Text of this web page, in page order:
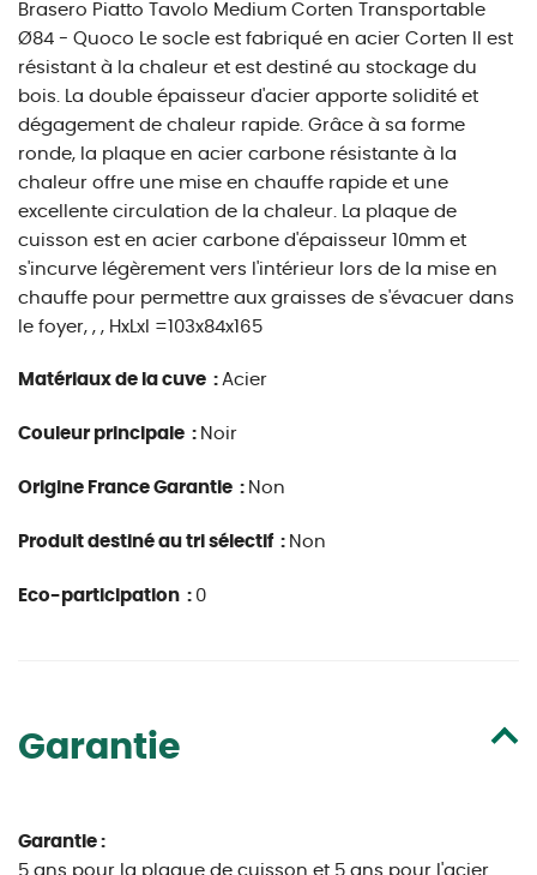
Brasero Piatto Tavolo Medium Corten Transportable
Ø84 - Quoco Le socle est fabriqué en acier Corten Il est
résistant à la chaleur et est destiné au stockage du
bois. La double épaisseur d'acier apporte solidité et
dégagement de chaleur rapide. Grâce à sa forme
ronde, la plaque en acier carbone résistante à la
chaleur offre une mise en chauffe rapide et une
excellente circulation de la chaleur. La plaque de
cuisson est en acier carbone d'épaisseur 10mm et
s'incurve légèrement vers l'intérieur lors de la mise en
chauffe pour permettre aux graisses de s'évacuer dans
le foyer, , , HxLxl =103x84x165
Matériaux de la cuve : Acier
Couleur principale : Noir
Origine France Garantie : Non
Produit destiné au tri sélectif : Non
Eco-participation : 0
Garantie
Garantie :
5 ans pour la plaque de cuisson et 5 ans pour l'acier